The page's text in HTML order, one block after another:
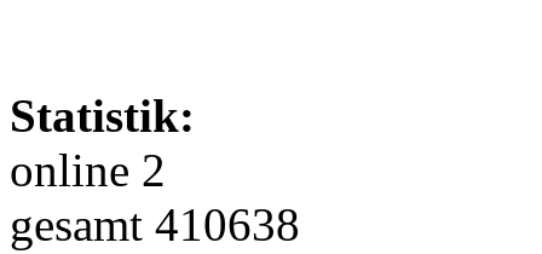
Statistik:
online 2
gesamt 410638